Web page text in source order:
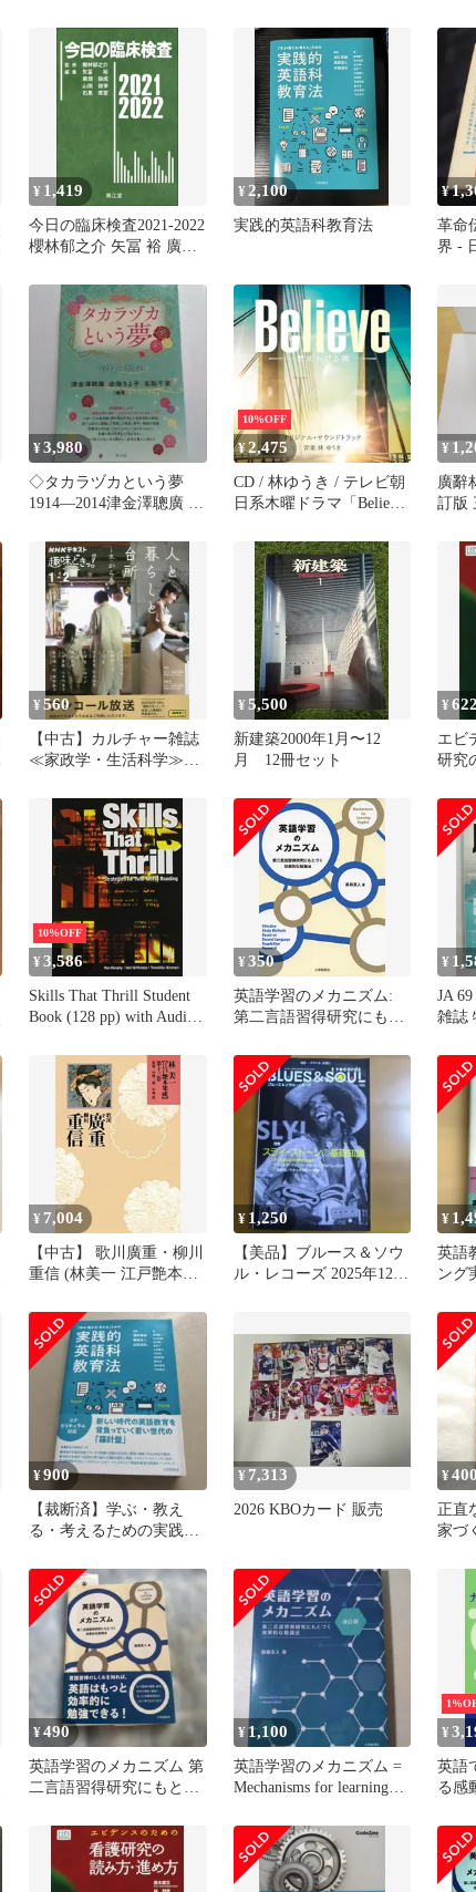
井奥邃 森信三
¥ 1,419
今日の臨床検査2021-2022
櫻林郁之介 矢冨 裕 廣畑
¥ 2,100
実践的英語科教育法
¥
革命
界 -
¥3,980
◇タカラヅカという夢
1914―2014津金澤聰廣 手
きよ子
10%OFF
¥2,475
CD / 林ゆうき / テレビ朝
日系木曜ドラマ「Believe-
ル・サウンドトラック
¥
廣辭
訂版
¥560
【中古】カルチャー雑誌
≪家政学・生活科学≫
らしと、台所 ～冬から春
¥5,500
新建築2000年1月〜12
月 12冊セット
¥622
エビ
研究
木
10%OFF
¥3,586
Skills That Thrill Student
Book (128 pp) with Audio
森友人
¥350
英語学習のメカニズム:
第二言語習得研究にもと
森友人
¥
JA
雑誌
¥ 7,004
【中古】 歌川廣重・柳川
重信 (林美一 江戸艶本集
¥ 1,250
【美品】ブルース＆ソウ
ル・レコーズ 2025年12月
¥
英語
ング
¥900
【裁断済】学ぶ・教え
る・考えるための実践的
¥ 7,313
2026 KBOカード 販売
¥
正直
家づ
¥490
英語学習のメカニズム 第
二言語習得研究にもとづ
¥1,100
英語学習のメカニズム =
Mechanisms for learning
¥
英語
る感
茂、
渡